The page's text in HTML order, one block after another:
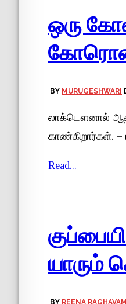
ஒரு
BY MURUGESHWARI
லாக்டௌனால்
காண்கிறார்கள்.
Read...
யாரும்
BY REENA